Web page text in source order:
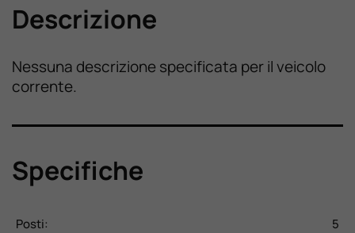
Descrizione
Nessuna descrizione specificata per il veicolo
corrente.
Specifiche
Posti:
5